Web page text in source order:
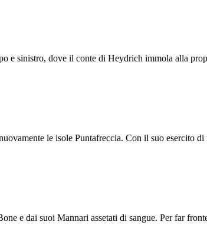
e sinistro, dove il conte di Heydrich immola alla
le isole Puntafreccia. Con il suo esercito
e dai suoi Mannari assetati di sangue. Per far